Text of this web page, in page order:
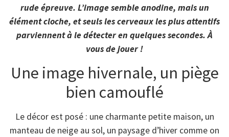
rude épreuve. L’image semble anodine, mais un
élément cloche, et seuls les cerveaux les plus attentifs
parviennent à le détecter en quelques secondes. À
vous de jouer !
Une image hivernale, un piège
bien camouflé
Le décor est posé : une charmante petite maison, un
manteau de neige au sol, un paysage d’hiver comme on